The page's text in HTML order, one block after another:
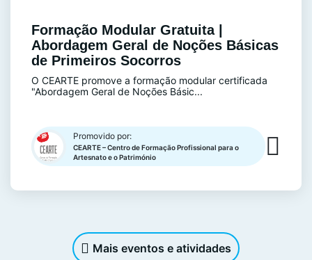
Formação Modular Gratuita |
Abordagem Geral de Noções Básicas
de Primeiros Socorros
O CEARTE promove a formação modular certificada
"Abordagem Geral de Noções Básic...
Promovido por:
CEARTE – Centro de Formação Profissional para o
Artesnato e o Património
Mais eventos e atividades